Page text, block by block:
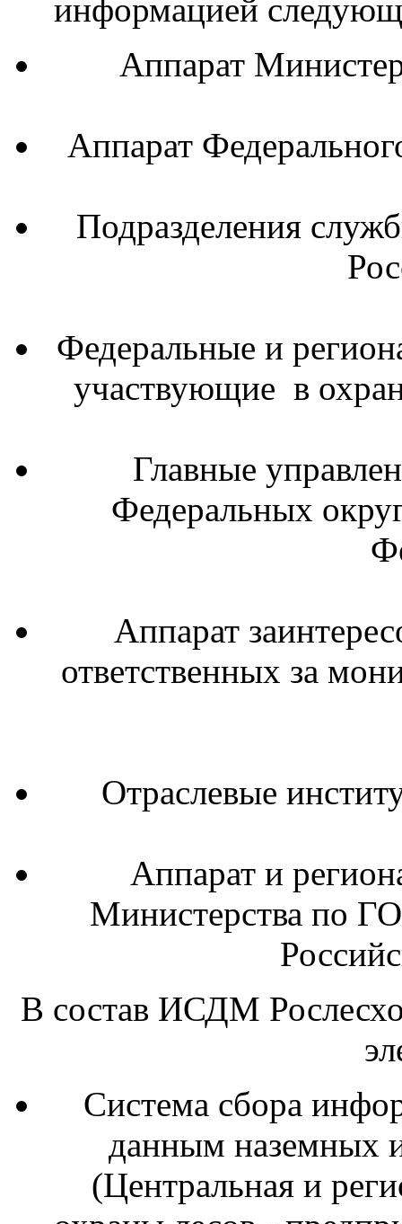
информацией
Аппарат
Аппарат
Подразделения
Федеральные и
участвующие в
Главные
Федеральных
Аппарат
ответственных за
Отраслевые
Аппарат и
Министерства по
В состав ИСДМ
Система сбора
данным наземных
(Центральная и